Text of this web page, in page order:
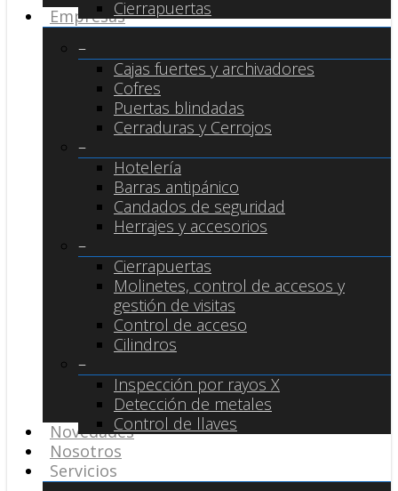
Cierrapuertas
Empresas
–
Cajas fuertes y archivadores
Cofres
Puertas blindadas
Cerraduras y Cerrojos
–
Hotelería
Barras antipánico
Candados de seguridad
Herrajes y accesorios
–
Cierrapuertas
Molinetes, control de accesos y
gestión de visitas
Control de acceso
Cilindros
–
Inspección por rayos X
Detección de metales
Control de llaves
Novedades
Nosotros
Servicios